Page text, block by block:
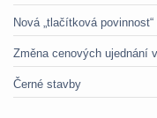
Nová „tlačítková
Změna cenových ujednání
Černé stavby